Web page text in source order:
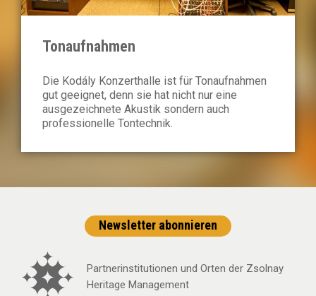
Tonaufnahmen
Die Kodály Konzerthalle ist für Tonaufnahmen
gut geeignet, denn sie hat nicht nur eine
ausgezeichnete Akustik sondern auch
professionelle Tontechnik.
Newsletter abonnieren
Partnerinstitutionen und Orten der Zsolnay
Heritage Management